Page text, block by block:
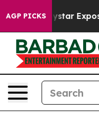
AGP PICKS
Indystar Exposes